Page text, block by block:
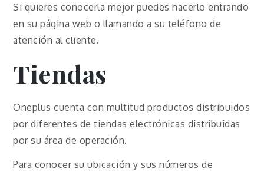
Si quieres conocerla mejor puedes hacerlo entrando
en su página web o llamando a su teléfono de
atención al cliente.
Tiendas
Oneplus cuenta con multitud productos distribuidos
por diferentes de tiendas electrónicas distribuidas
por su área de operación.
Para conocer su ubicación y sus números de